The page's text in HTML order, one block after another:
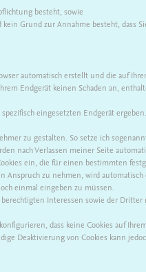
besteht, sowie
Grund zur Annahme besteht, dass
automatisch erstellt und die auf
Endgerät keinen Schaden an,
eingesetzten Endgerät
zu gestalten. So setze ich
nach Verlassen meiner Seite
ein, die für einen bestimmten
zu nehmen, wird automatisch
einmal eingeben zu müssen.
Interessen sowie der Dritter
dass keine Cookies auf
Deaktivierung von Cookies kann